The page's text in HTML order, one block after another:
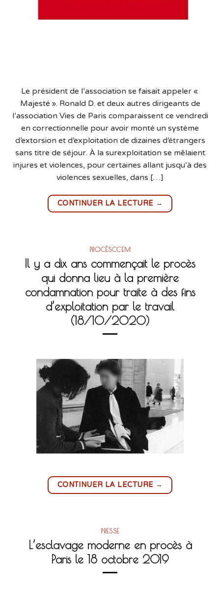
Le président de l’association se faisait appeler «
Majesté ». Ronald D. et deux autres dirigeants de
l’association Vies de Paris comparaissent ce vendredi
en correctionnelle pour avoir monté un système
d’extorsion et d’exploitation de dizaines d’étrangers
sans titre de séjour. À la surexploitation se mêlaient
injures et violences, pour certaines allant jusqu’à des
violences sexuelles, dans […]
CONTINUER LA LECTURE →
PROCÈSCCEM
Il y a dix ans commençait le procès
qui donna lieu à la première
condamnation pour traite à des fins
d’exploitation par le travail
(18/10/2020)
CONTINUER LA LECTURE →
PRESSE
L’esclavage moderne en procès à
Paris le 18 octobre 2019